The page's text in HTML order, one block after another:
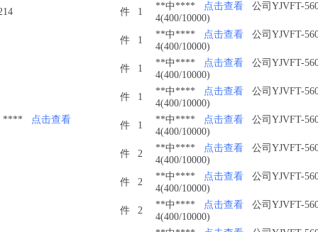
件 1
**中**** 点击查看
公司YJVFT-
4(400/10000)
件 1
**中**** 点击查看
公司YJVFT-
4(400/10000)
件 1
**中**** 点击查看
公司YJVFT-
4(400/10000)
件 1
**中**** 点击查看
公司YJVFT-
4(400/10000)
****
点击查看
件 1
**中**** 点击查看
公司YJVFT-
4(400/10000)
件 2
**中**** 点击查看
公司YJVFT-
4(400/10000)
件 2
**中**** 点击查看
公司YJVFT-
4(400/10000)
件 2
**中**** 点击查看
公司YJVFT-
4(400/10000)